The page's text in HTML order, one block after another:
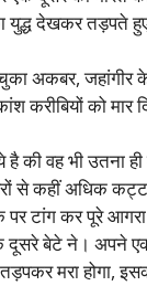
युद्ध देखकर तड़पते
अकबर, जहांगीर
को मार
की वह भी उतना
से कहीं अधिक
टांग कर पूरे
बेटे ने। अपने एक
मरा होगा,